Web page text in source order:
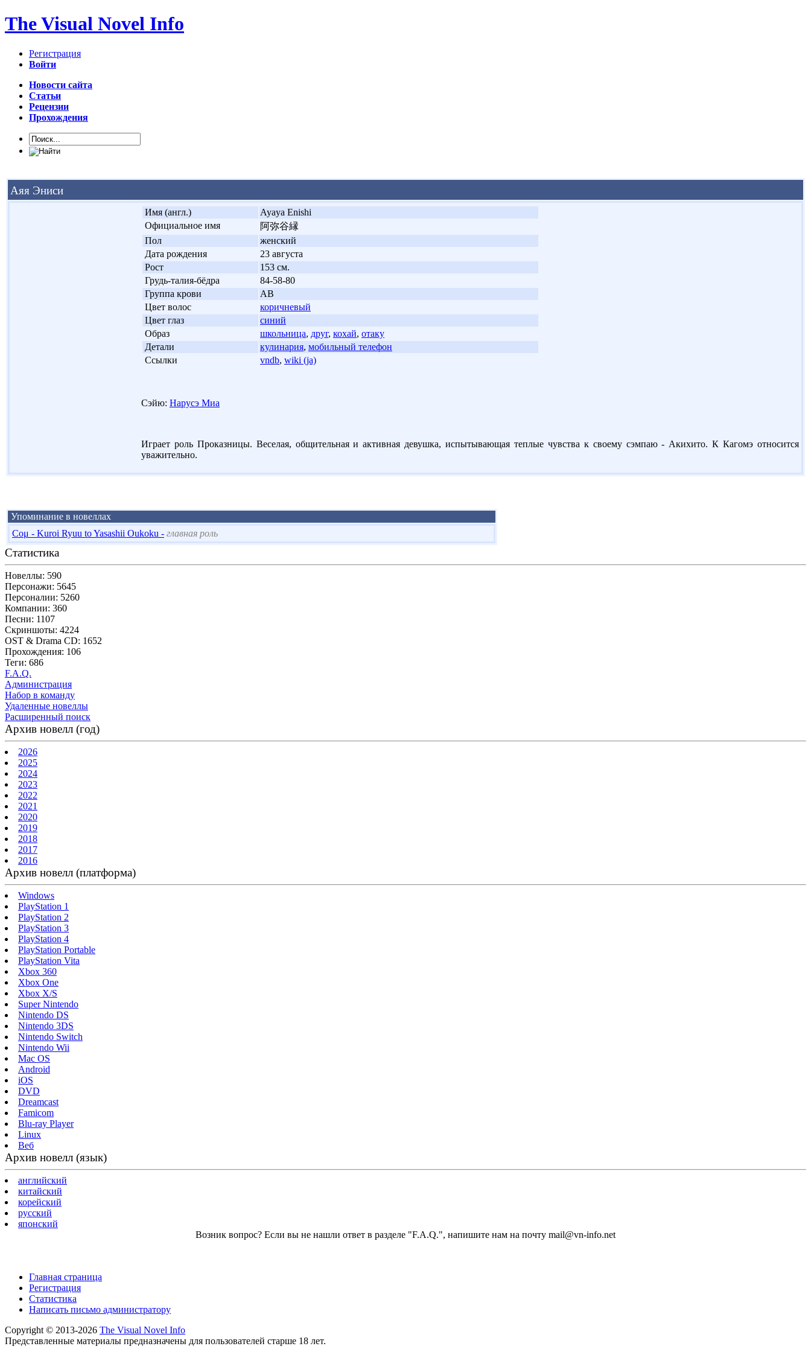
The Visual Novel Info
Регистрация
Войти
Новости сайта
Статьи
Рецензии
Прохождения
Аяя Эниси
Имя (англ.)
Ayaya Enishi
Официальное имя
阿弥谷縁
Пол
женский
Дата рождения
23 августа
Рост
153 см.
Грудь-талия-бёдра
84-58-80
Группа крови
АВ
Цвет волос
коричневый
Цвет глаз
синий
Образ школьница, друг, кохай, отаку
Детали кулинария, мобильный телефон
Ссылки vndb, wiki (ja)
Сэйю: Нарусэ Миа
Играет роль Проказницы. Веселая, общительная и активная девушка, испытывающая теплые чувства к своему сэмпаю - Акихито. К Кагомэ относится
уважительно.
Упоминание в новеллах
Coμ - Kuroi Ryuu to Yasashii Oukoku - главная роль
Статистика
Новеллы: 590
Персонажи: 5645
Персоналии: 5260
Компании: 360
Песни: 1107
Скриншоты: 4224
OST & Drama CD: 1652
Прохождения: 106
Теги: 686
F.A.Q.
Администрация
Набор в команду
Удаленные новеллы
Расширенный поиск
Архив новелл (год)
2026
2025
2024
2023
2022
2021
2020
2019
2018
2017
2016
Архив новелл (платформа)
Windows
PlayStation 1
PlayStation 2
PlayStation 3
PlayStation 4
PlayStation Portable
PlayStation Vita
Xbox 360
Xbox One
Xbox X/S
Super Nintendo
Nintendo DS
Nintendo 3DS
Nintendo Switch
Nintendo Wii
Mac OS
Android
iOS
DVD
Dreamcast
Famicom
Blu-ray Player
Linux
Веб
Архив новелл (язык)
английский
китайский
корейский
русский
японский
Возник вопрос? Если вы не нашли ответ в разделе "F.A.Q.", напишите нам на почту mail@vn-info.net
Главная страница
Регистрация
Статистика
Написать письмо администратору
Copyright © 2013-2026 The Visual Novel Info
Представленные материалы предназначены для пользователей старше 18 лет.